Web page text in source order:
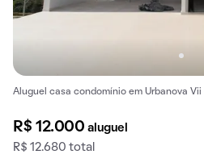
Aluguel casa condomínio em Urbanova
R$ 12.000aluguel
R$ 12.680 total